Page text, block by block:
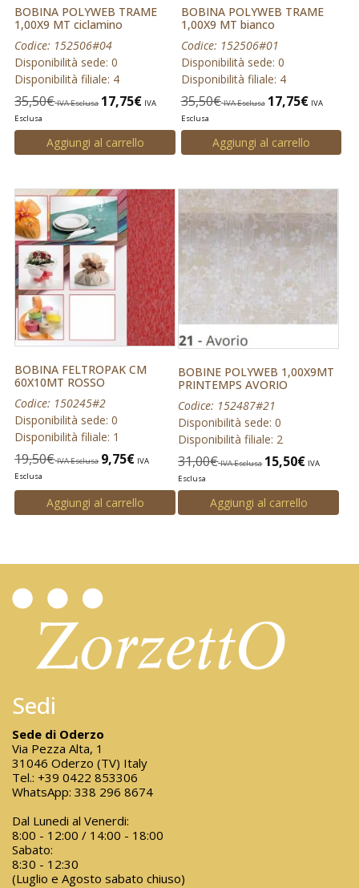
BOBINA POLYWEB TRAME
1,00X9 MT ciclamino
Codice: 152506#04
Disponibilità sede: 0
Disponibilità filiale: 4
35,50€ IVA Esclusa 17,75€ IVA
Esclusa
Aggiungi al carrello
BOBINA POLYWEB TRAME
1,00X9 MT bianco
Codice: 152506#01
Disponibilità sede: 0
Disponibilità filiale: 4
35,50€ IVA Esclusa 17,75€ IVA
Esclusa
Aggiungi al carrello
BOBINA FELTROPAK CM
60X10MT ROSSO
Codice: 150245#2
Disponibilità sede: 0
Disponibilità filiale: 1
19,50€ IVA Esclusa 9,75€ IVA
Esclusa
Aggiungi al carrello
BOBINE POLYWEB 1,00X9MT
PRINTEMPS AVORIO
Codice: 152487#21
Disponibilità sede: 0
Disponibilità filiale: 2
31,00€ IVA Esclusa 15,50€ IVA
Esclusa
Aggiungi al carrello
Sedi
Sede di Oderzo
Via Pezza Alta, 1
31046 Oderzo (TV) Italy
Tel.: +39 0422 853306
WhatsApp: 338 296 8674
Dal Lunedi al Venerdi:
8:00 - 12:00 / 14:00 - 18:00
Sabato:
8:30 - 12:30
(Luglio e Agosto sabato chiuso)